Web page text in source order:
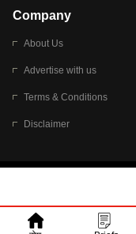
बारिश की चेतावनी
Company
About Us
Advertise with us
Terms & Conditions
Disclaimer